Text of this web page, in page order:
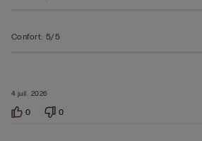
4 juil. 2026
Confort: 5/5
0 0